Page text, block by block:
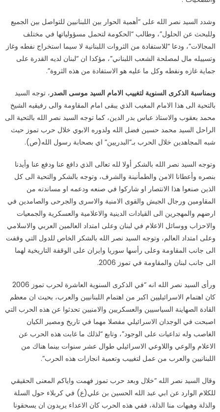
وشدد السيد نصر الله على “أهمية الحوار بين اللبنانيين للتواصل بين الجميع
وللبحث عن الحلول”، وطالب “الحكومة لتحمل مسؤولياتها في مختلف
المجالات”، ودعا “للاستفادة من الثروات اللبنانية لا سيما استخراج نفطه وغاز
وتسييله مال لمصلحة الشعب اللبناني”، مؤكدا ان “لبنان لديه القدرة على
جماية غازه ونفطه وكل ما عليه هو الاستفادة من هذه الثروة”.
وبمناسبة الذكرى السنوية لتغييب الامام السيد موسى الصدر ، توجه السيد
بالتحية الى هذا الامام المغيب الذي يبقى امام المقاومة والى رفيقيه الشيخ
محمد بعقوب والاستاذ عباس بدر الدين، كما توجه السيد نصر الله بالتحية الى
الراحل السيد محمد حسين فضل الله ولدوره الابوي خلال حرب تموز حيث
شبه المجاهدين خلال الحرب بـ”البدريين” اي بصحابة رسول الله(ص).
وتوجه السيد نصر الله بالشكر أولا لله تعالى الذي دافع عنا ودفع عنا وأيدنا
بنصره وأعطانا الامن والطمأنينة والشرف، وتوجه بالشكر والتحية الى كل
الذين صنعوا هذا الانتصار او شاركوا في صنعه ودعمه او مساندته من
المقاومين ورجال الجيش والقوى الامنية والاسرى والجرحى والصامدين في
ارضهم والمهجرين الى القيادات الدينية والاعلامية والعسكرية والجمعيات
والاحزاب ووسائل الاعلام في لبنان وعلى امتداد العالمين العربي والاسلامي
وعلى امتداد العالم، وتوجه السيد نصر الله بالشكر الخاص للدول التي وقفت
الى جانب المقاومة وعلى رأسها سوريا وايران على الوقفة التاريخية لهما
الى جانب لبنان والمقاومة في تموز 2006.
ورأى السيد نصر الله انه “في الذكرى السنوية العاشرة لحرب تموز 2006
كان اهتمام الاسرائيليين اكبر من اهتمام اللبنانيين والعرب، بحيث ان معظم
القادة الصهاينة السياسيين والعسكريين والامنيين تحدثوا عن هذه الحرب التي
اصبحت في الوجدان الاسرائيلي مفصلا مهما في تاريخ ومصير الكيان
الغاصب وله تداعيات على الوجود”، وتابع “لذلك ما غابت هذه الحرب عن
الاعلام والوعي واللاوعي الاسرائيلي طوال عشر سنوات بينما هناك من
اللبنانيين والعرب من عمل لتغييب وتعمية انجازات هذه الحرب”.
وقال السيد نصر الله “خلال وبعد حرب تموز فهمت واياكم المعنى الحقيقي
للكلام الوارد عن ابي عبد الله الحسين بن علي(ع) في كربلاء حول السلة
والذلة وهيهات منا الذلة، ففي هذه الحرب كان الاعداء يريدون ان يسحقونا